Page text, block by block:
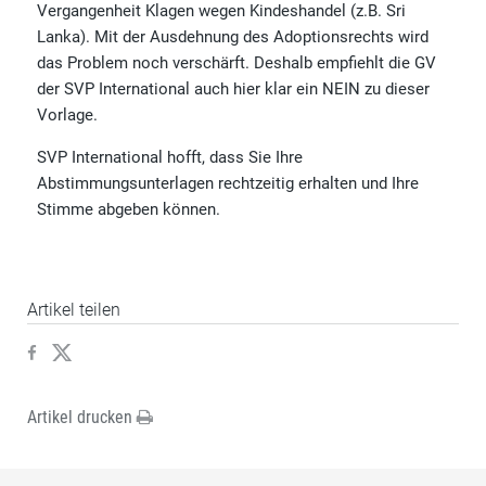
Vergangenheit Klagen wegen Kindeshandel (z.B. Sri
Lanka). Mit der Ausdehnung des Adoptionsrechts wird
das Problem noch verschärft. Deshalb empfiehlt die GV
der SVP International auch hier klar ein NEIN zu dieser
Vorlage.
SVP International hofft, dass Sie Ihre
Abstimmungsunterlagen rechtzeitig erhalten und Ihre
Stimme abgeben können.
Artikel teilen
Artikel drucken